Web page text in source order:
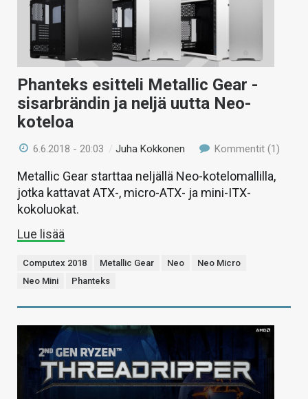
Phanteks esitteli Metallic Gear -
sisarbrändin ja neljä uutta Neo-
koteloa
6.6.2018 - 20:03 /Juha Kokkonen Kommentit (1)
Metallic Gear starttaa neljällä Neo-kotelomallilla,
jotka kattavat ATX-, micro-ATX- ja mini-ITX-
kokoluokat.
Lue lisää
Computex 2018 Metallic Gear Neo
Neo Micro
Neo Mini
Phanteks